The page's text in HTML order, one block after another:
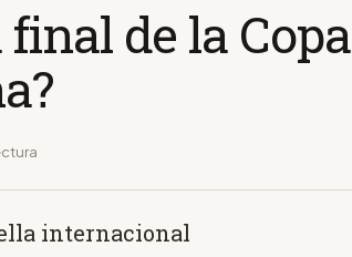
de la Copa
internacional